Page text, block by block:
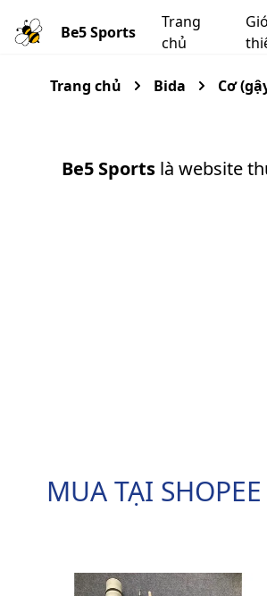
Be5 Sports
Trang
chủ
Trang chủ Bida Cơ
Be5 Sports là website
MUA TẠI SHOPEE